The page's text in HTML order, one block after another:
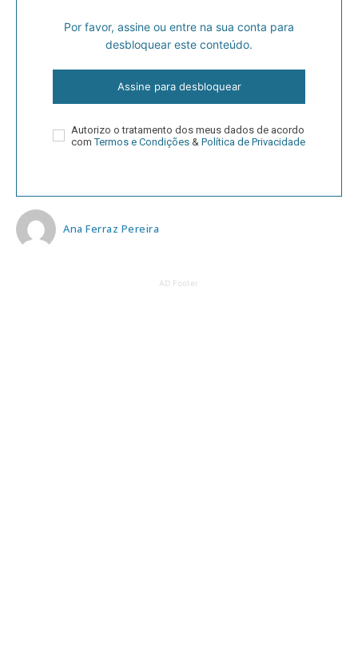
Por favor, assine ou entre na sua conta para
desbloquear este conteúdo.
Assine para desbloquear
Autorizo o tratamento dos meus dados de acordo
comTermos e Condições & Política de Privacidade
Ana Ferraz Pereira
AD Footer